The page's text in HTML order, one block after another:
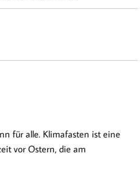
für alle. Klimafasten ist eine
vor Ostern, die am